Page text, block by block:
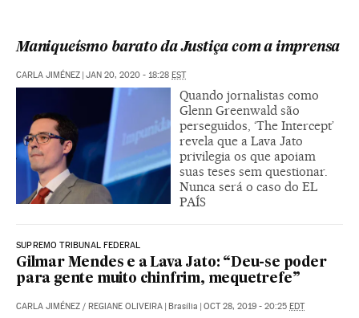
Maniqueísmo barato da Justiça com a imprensa
CARLA JIMÉNEZ | JAN 20, 2020 - 18:28 EST
Quando jornalistas como
Glenn Greenwald são
perseguidos, ‘The Intercept’
revela que a Lava Jato
privilegia os que apoiam
suas teses sem questionar.
Nunca será o caso do EL
PAÍS
SUPREMO TRIBUNAL FEDERAL
Gilmar Mendes e a Lava Jato: “Deu-se poder
para gente muito chinfrim, mequetrefe”
CARLA JIMÉNEZ / REGIANE OLIVEIRA | Brasília | OCT 28, 2019 - 20:25 EDT